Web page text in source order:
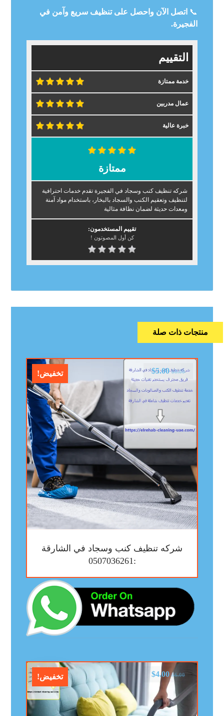
📞 اتصل الآن واحصل على تنظيف سريع وآمن في
الفجيرة.
التقييم
خدمة ممتازة
عمال مدربين
خبرة عالية
ممتازة
شركه تنظيف كنب وسجاد في الفجيرة تقدم خدمات احترافية
لتنظيف وتعقيم الكنب والسجاد بالبخار، باستخدام مواد آمنة
ومعدات حديثة لضمان نظافة مثالية
تقييم المستخدمون:
كن أول المصوتون !
منتجات ذات صلة
تخفيض!
شركه تنظيف كنب وسجاد في الشارقة
:0507036261
$8.00
$5.00
تخفيض! $6.00
$4.00